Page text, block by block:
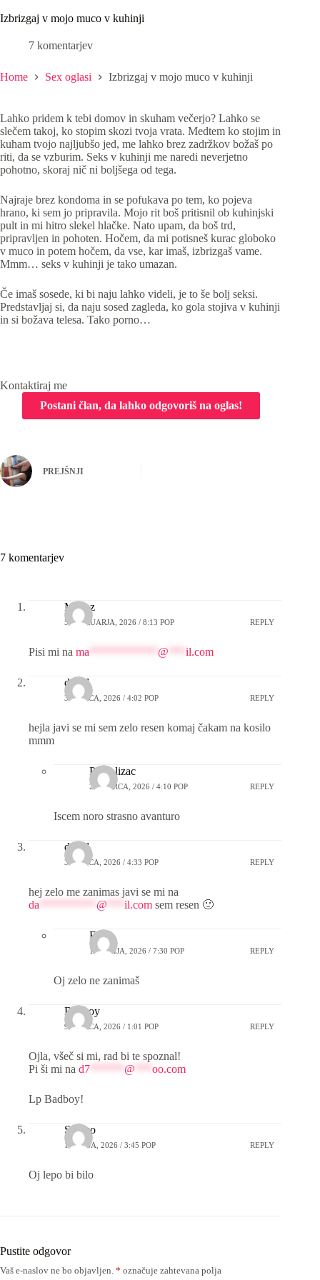
Izbrizgaj v mojo muco v kuhinji
7 komentarjev
Home Sex oglasi Izbrizgaj v mojo muco v kuhinji
Lahko pridem k tebi domov in skuham večerjo? Lahko se
slečem takoj, ko stopim skozi tvoja vrata. Medtem ko stojim in
kuham tvojo najljubšo jed, me lahko brez zadržkov božaš po
riti, da se vzburim. Seks v kuhinji me naredi neverjetno
pohotno, skoraj nič ni boljšega od tega.
Najraje brez kondoma in se pofukava po tem, ko pojeva
hrano, ki sem jo pripravila. Mojo rit boš pritisnil ob kuhinjski
pult in mi hitro slekel hlačke. Nato upam, da boš trd,
pripravljen in pohoten. Hočem, da mi potisneš kurac globoko
v muco in potem hočem, da vse, kar imaš, izbrizgaš vame.
Mmm… seks v kuhinji je tako umazan.
Če imaš sosede, ki bi naju lahko videli, je to še bolj seksi.
Predstavljaj si, da naju sosed zagleda, ko gola stojiva v kuhinji
in si božava telesa. Tako porno…
Kontaktiraj me
PREJŠNJI
7 komentarjev
Matjaz
5 FEBRUARJA, 2026 / 8:13 POP REPLY
Pisi mi na ma @ il.com
david
3 MARCA, 2026 / 4:02 POP REPLY
hejla javi se mi sem zelo resen komaj čakam na kosilo
mmm
Pickolizac
20 MARCA, 2026 / 4:10 POP REPLY
Iscem noro strasno avanturo
david
3 MARCA, 2026 / 4:33 POP REPLY
hej zelo me zanimas javi se mi na
da
@ il.com sem resen 🙂
Emil
18 JULIJA, 2026 / 7:30 POP REPLY
Oj zelo ne zanimaš
Badboy
9 MARCA, 2026 / 1:01 POP REPLY
Ojla, všeč si mi, rad bi te spoznal!
Pi ši mi na d7 @ oo.com
Lp Badboy!
Stanko
13 MAJA, 2026 / 3:45 POP REPLY
Oj lepo bi bilo
Pustite odgovor
Vaš e-naslov ne bo objavljen. * označuje zahtevana polja